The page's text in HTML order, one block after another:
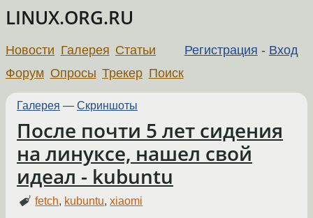
LINUX.ORG.RU
Регистрация - Вход
Новости Галерея Статьи
Форум Опросы Трекер Поиск
Галерея — Скриншоты
После почти 5 лет сидения
на линуксе, нашел свой
идеал - kubuntu
fetch, kubuntu,xiaomi